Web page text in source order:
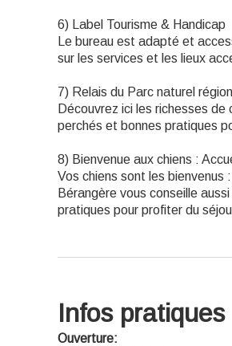
6) Label Tourisme & Handicap
Le bureau est adapté et
sur les services et les lieux
7) Relais du Parc naturel
Découvrez ici les richesses
perchés et bonnes pratiques
8) Bienvenue aux chiens :
Vos chiens sont les bienvenus
Bérangère vous conseille
pratiques pour profiter du
Infos pratiques
Ouverture: